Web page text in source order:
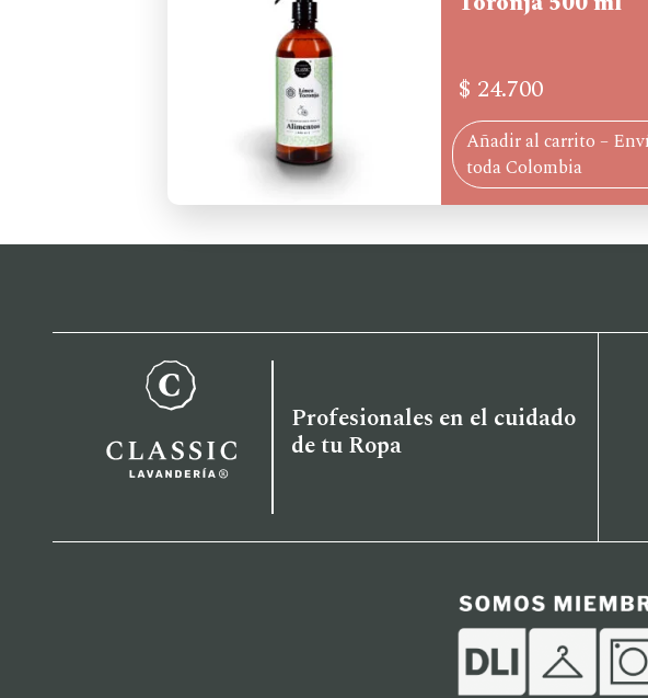
$ 24.700
Añadir al carrito –
toda Colombia
Profesionales en el cuidado
de tu Ropa